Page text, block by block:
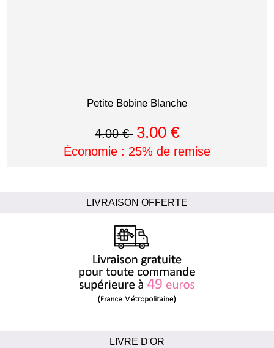
Petite Bobine Blanche
4.00 € 3.00 €
Économie : 25% de remise
LIVRAISON OFFERTE
LIVRE D'OR